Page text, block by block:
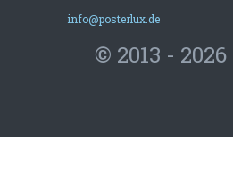
info@posterlux.de
© 2013 -